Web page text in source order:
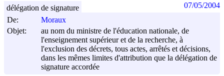
De:
Moraux
Objet:
au nom du ministre de l'éducation nationale, de
l'enseignement supérieur et de la recherche, à
l'exclusion des décrets, tous actes, arrêtés et décisions,
dans les mêmes limites d'attribution que la délégation de
signature accordée
délégation de signature 07/05/2004